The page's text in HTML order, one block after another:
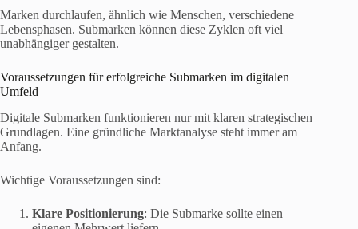
Marken durchlaufen, ähnlich wie Menschen, verschiedene
Lebensphasen. Submarken können diese Zyklen oft viel
unabhängiger gestalten.
Voraussetzungen für erfolgreiche Submarken im digitalen
Umfeld
Digitale Submarken funktionieren nur mit klaren strategischen
Grundlagen. Eine gründliche Marktanalyse steht immer am
Anfang.
Wichtige Voraussetzungen sind:
Klare Positionierung: Die Submarke sollte einen